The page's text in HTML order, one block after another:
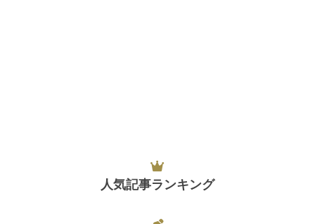
人気記事ランキング